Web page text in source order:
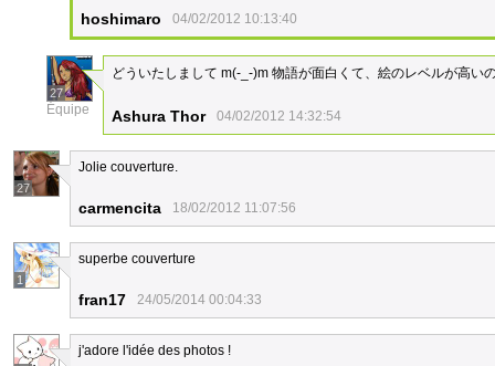
hoshimaro 04/02/2012 10:13:40
27
Équipe
どういたしまして m(-_-)m 物語が面白くて、絵のレベルが高い
Ashura Thor 04/02/2012 14:32:54
27
Jolie couverture.
carmencita 18/02/2012 11:07:56
1
superbe couverture
fran17 24/05/2014 00:04:33
j'adore l'idée des photos !